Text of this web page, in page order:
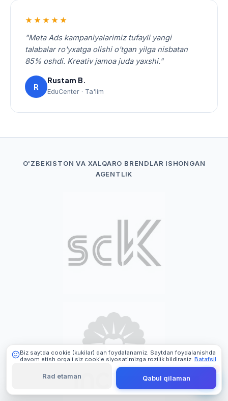
★★★★★
"Meta Ads kampaniyalarimiz tufayli yangi
talabalar ro'yxatga olishi o'tgan yilga nisbatan
85% oshdi. Kreativ jamoa juda yaxshi."
R
Rustam B.
EduCenter · Ta'lim
O'ZBEKISTON VA XALQARO BRENDLAR ISHONGAN
AGENTLIK
Biz saytda cookie (kukilar) dan foydalanamiz. Saytdan foydalanishda
davom etish orqali siz cookie siyosatimizga rozilik bildirasiz. Batafsil
Rad etaman Qabul qilaman
101 Digital